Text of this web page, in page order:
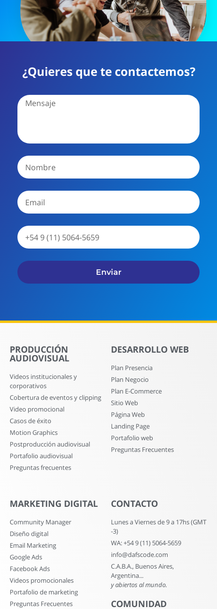
¿Quieres que te contactemos?
Enviar
PRODUCCIÓN
AUDIOVISUAL
Videos institucionales y
corporativos
Cobertura de eventos y clipping
Video promocional
Casos de éxito
Motion Graphics
Postproducción audiovisual
Portafolio audiovisual
Preguntas frecuentes
DESARROLLO WEB
Plan Presencia
Plan Negocio
Plan E-Commerce
Sitio Web
Página Web
Landing Page
Portafolio web
Preguntas Frecuentes
MARKETING DIGITAL
Community Manager
Diseño digital
Email Marketing
Google Ads
Facebook Ads
Videos promocionales
Portafolio de marketing
Preguntas Frecuentes
CONTACTO
Lunes a Viernes de 9 a 17hs (GMT
-3)
WA: +54 9 (11) 5064-5659
info@dafscode.com
C.A.B.A., Buenos Aires,
Argentina...
y abiertos al mundo.
COMUNIDAD